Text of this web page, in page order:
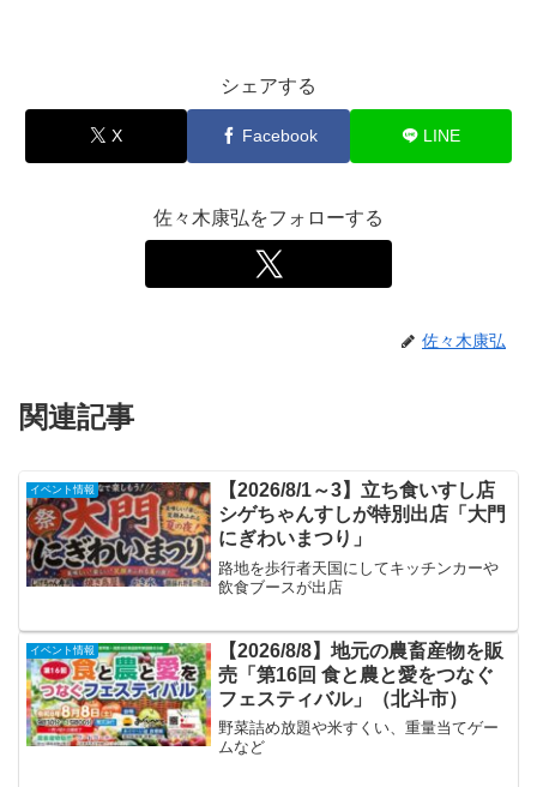
シェアする
X Facebook LINE
佐々木康弘をフォローする
佐々木康弘
関連記事
イベント情報
【2026/8/1～3】立ち食いすし店
シゲちゃんすしが特別出店「大門
にぎわいまつり」
路地を歩行者天国にしてキッチンカーや
飲食ブースが出店
イベント情報
【2026/8/8】地元の農畜産物を販
売「第16回 食と農と愛をつなぐ
フェスティバル」（北斗市）
野菜詰め放題や米すくい、重量当てゲー
ムなど